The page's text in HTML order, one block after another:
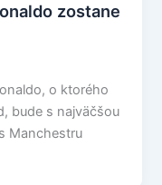
zostane
o ktorého
bude s najväčšou
Manchestru